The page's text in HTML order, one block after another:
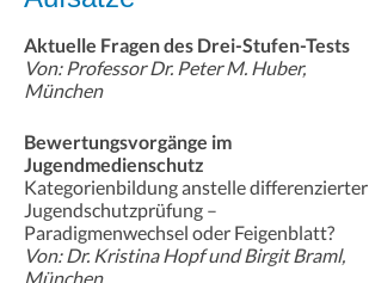
Aktuelle Fragen des Drei-Stufen-Tests
Von: Professor Dr. Peter M. Huber,
München
Bewertungsvorgänge im
Jugendmedienschutz
Kategorienbildung anstelle differenzierter
Jugendschutzprüfung –
Paradigmenwechsel oder Feigenblatt?
Von: Dr. Kristina Hopf und Birgit Braml,
München